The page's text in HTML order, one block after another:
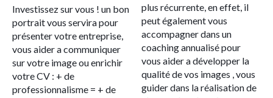
Investissez sur vous ! un bon
portrait vous servira pour
présenter votre entreprise,
vous aider a communiquer
sur votre image ou enrichir
votre CV : + de
professionnalisme = + de
plus récurrente, en effet, il
peut également vous
accompagner dans un
coaching annualisé pour
vous aider a développer la
qualité de vos images , vous
guider dans la réalisation de